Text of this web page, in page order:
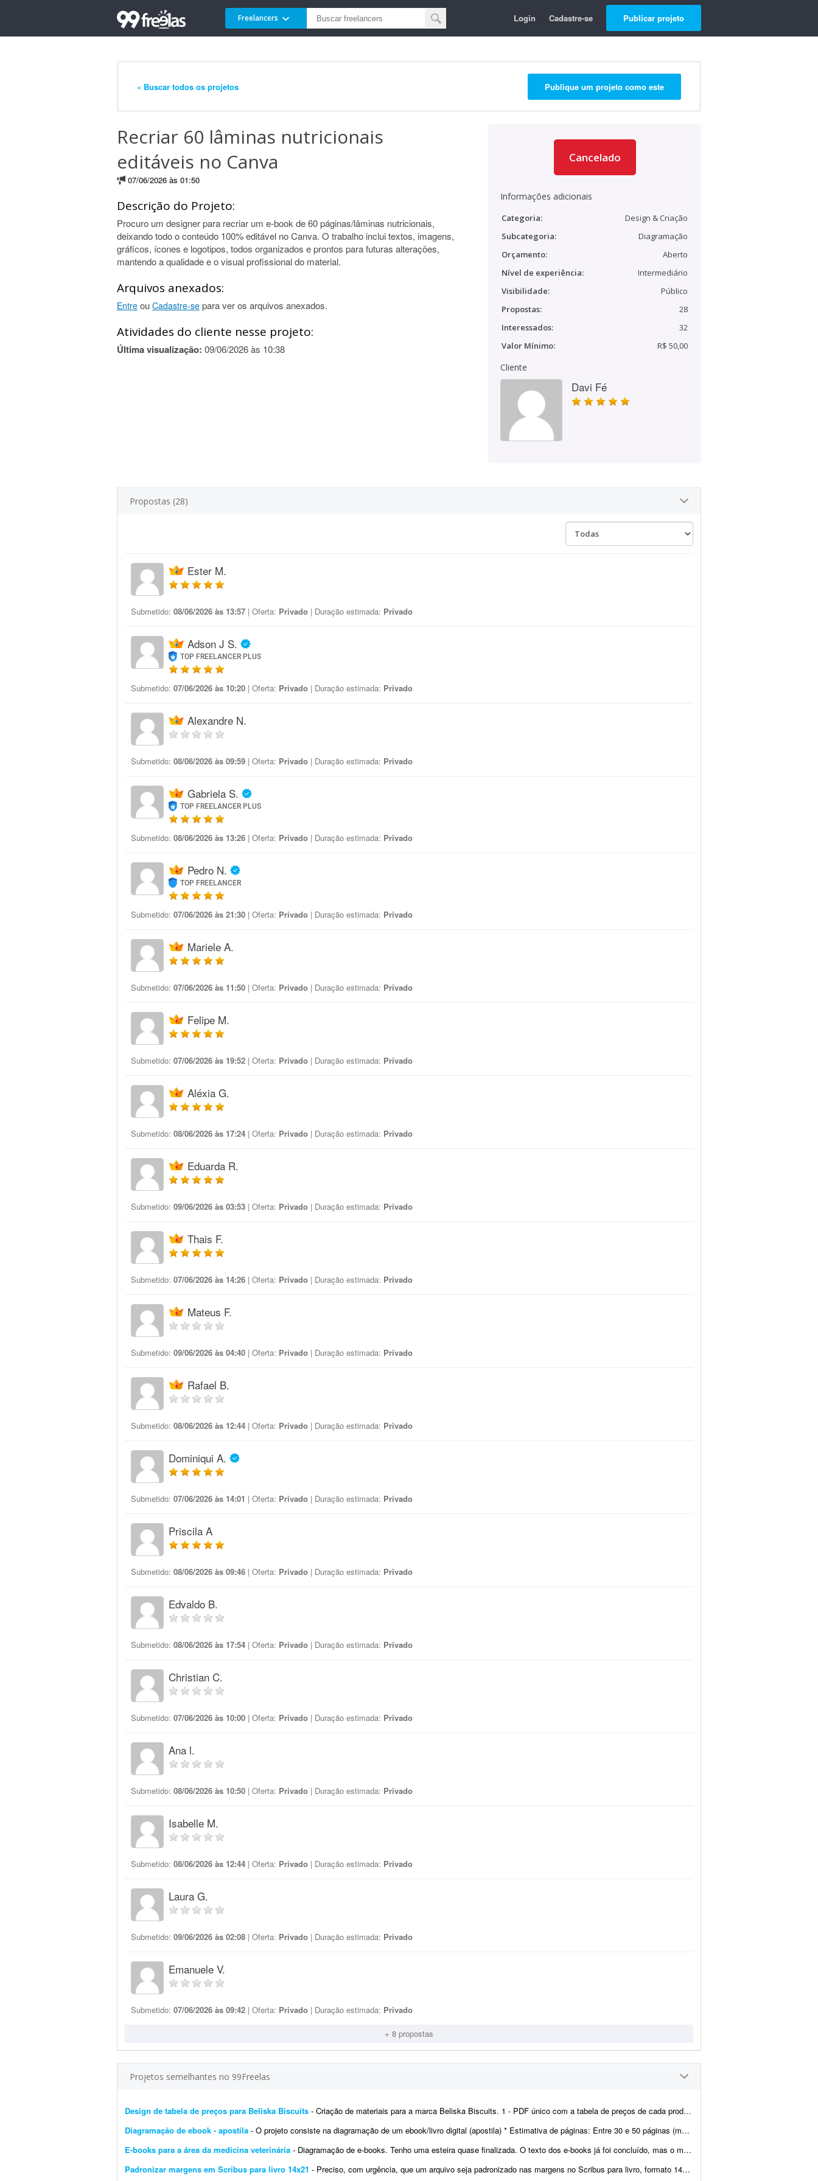
Freelancers Login Cadastre-se Publicar projeto
« Buscar todos os projetos Publique um projeto como este
Recriar 60 lâminas nutricionais
editáveis no Canva
07/06/2026 às 01:50
Descrição do Projeto:
Procuro um designer para recriar um e-book de 60 páginas/lâminas nutricionais,
deixando todo o conteúdo 100% editável no Canva. O trabalho inclui textos, imagens,
gráficos, ícones e logotipos, todos organizados e prontos para futuras alterações,
mantendo a qualidade e o visual profissional do material.
Arquivos anexados:
Entre ou Cadastre-se para ver os arquivos anexados.
Atividades do cliente nesse projeto:
Última visualização: 09/06/2026 às 10:38
Cancelado
Informações adicionais
Categoria:
Design & Criação
Subcategoria:
Diagramação
Orçamento:
Aberto
Nível de experiência:
Intermediário
Visibilidade:
Público
Propostas:
28
Interessados:
32
Valor Mínimo:
R$ 50,00
Cliente
Davi Fé
Propostas (28)
Ester M.
Submetido: 08/06/2026 às 13:57 | Oferta: Privado | Duração estimada: Privado
Adson J S.
TOP FREELANCER PLUS
Submetido: 07/06/2026 às 10:20 | Oferta: Privado | Duração estimada: Privado
Alexandre N.
Submetido: 08/06/2026 às 09:59 | Oferta: Privado | Duração estimada: Privado
Gabriela S.
TOP FREELANCER PLUS
Submetido: 08/06/2026 às 13:26 | Oferta: Privado | Duração estimada: Privado
Pedro N.
TOP FREELANCER
Submetido: 07/06/2026 às 21:30 | Oferta: Privado | Duração estimada: Privado
Mariele A.
Submetido: 07/06/2026 às 11:50 | Oferta: Privado | Duração estimada: Privado
Felipe M.
Submetido: 07/06/2026 às 19:52 | Oferta: Privado | Duração estimada: Privado
Aléxia G.
Submetido: 08/06/2026 às 17:24 | Oferta: Privado | Duração estimada: Privado
Eduarda R.
Submetido: 09/06/2026 às 03:53 | Oferta: Privado | Duração estimada: Privado
Thais F.
Submetido: 07/06/2026 às 14:26 | Oferta: Privado | Duração estimada: Privado
Mateus F.
Submetido: 09/06/2026 às 04:40 | Oferta: Privado | Duração estimada: Privado
Rafael B.
Submetido: 08/06/2026 às 12:44 | Oferta: Privado | Duração estimada: Privado
Dominiqui A.
Submetido: 07/06/2026 às 14:01 | Oferta: Privado | Duração estimada: Privado
Priscila A
Submetido: 08/06/2026 às 09:46 | Oferta: Privado | Duração estimada: Privado
Edvaldo B.
Submetido: 08/06/2026 às 17:54 | Oferta: Privado | Duração estimada: Privado
Christian C.
Submetido: 07/06/2026 às 10:00 | Oferta: Privado | Duração estimada: Privado
Ana l.
Submetido: 08/06/2026 às 10:50 | Oferta: Privado | Duração estimada: Privado
Isabelle M.
Submetido: 08/06/2026 às 12:44 | Oferta: Privado | Duração estimada: Privado
Laura G.
Submetido: 09/06/2026 às 02:08 | Oferta: Privado | Duração estimada: Privado
Emanuele V.
Submetido: 07/06/2026 às 09:42 | Oferta: Privado | Duração estimada: Privado
+ 8 propostas
Projetos semelhantes no 99Freelas
Design de tabela de preços para Beliska Biscuits - Criação de materiais para a marca Beliska Biscuits. 1 - PDF único com a tabela de preços de cada produto, contendo uma página inicial de storytelling sobre como ...
Diagramação de ebook - apostila - O projeto consiste na diagramação de um ebook/livro digital (apostila) * Estimativa de páginas: Entre 30 e 50 páginas (máximo). * Referências visuais: Ser...
E-books para a área da medicina veterinária - Diagramação de e-books. Tenho uma esteira quase finalizada. O texto dos e-books já foi concluído, mas o material precisa passar pela diagramação.
Padronizar margens em Scribus para livro 14x21 - Preciso, com urgência, que um arquivo seja padronizado nas margens no Scribus para livro, formato 14x21, sangria de 5 mm e marcas de corte. Prazo: até amanhã às 14:00. T...